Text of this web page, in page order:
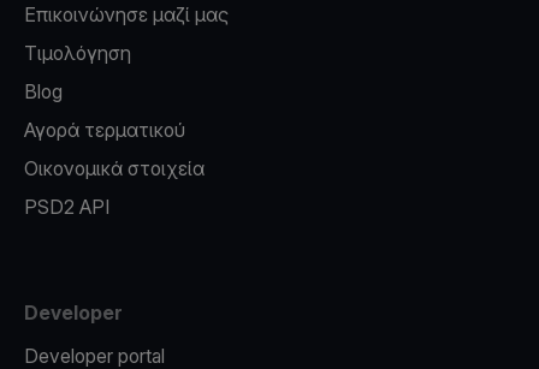
Επικοινώνησε μαζί μας
Τιμολόγηση
Blog
Αγορά τερματικού
Οικονομικά στοιχεία
PSD2 API
Developer
Developer portal